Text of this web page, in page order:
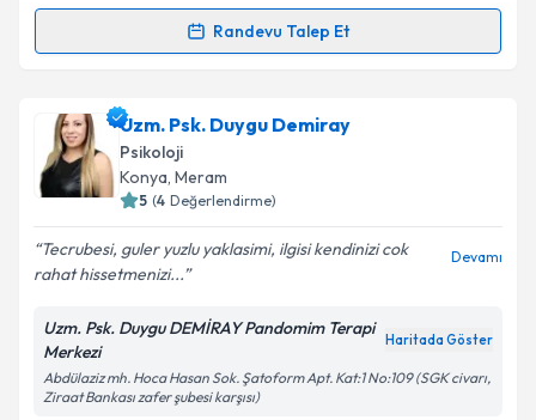
kapsamda işlenmesini kabul ediyorum.
Randevu Talep Et
Randevu Takvimi Talebi
Psk. Dan. Taha Kasım Baleriçin randevu takvimi
talebi oluşturun. Size bu uzmandan randevu almanız
için bir takvim hazırlandığında e-posta ile
bilgilendireceğiz.
E-posta Adresiniz
Metni'ni okudum ve kişisel verilerimin belirtilen
kapsamda işlenmesini kabul ediyorum.
Uzm. Psk. Duygu Demiray
Psikoloji
Konya, Meram
5 (4 Değerlendirme)
Tecrubesi, guler yuzlu yaklasimi, ilgisi kendinizi cok
rahat hissetmenizi...
Devamı
Uzm. Psk. Duygu DEMİRAY Pandomim Terapi
Merkezi
Haritada Göster
Abdülaziz mh. Hoca Hasan Sok. Şatoform Apt. Kat:1 No:109 (SGK civarı,
Ziraat Bankası zafer şubesi karşısı)